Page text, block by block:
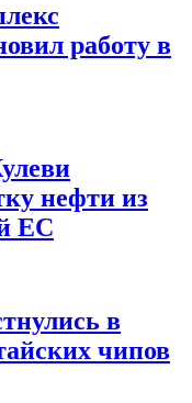
работу в
нефти из
ЕС
в
чипов